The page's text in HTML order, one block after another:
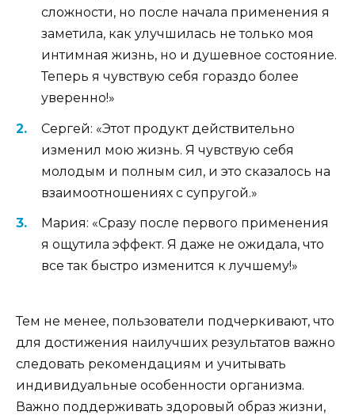
сложности, но после начала применения я
заметила, как улучшилась не только моя
интимная жизнь, но и душевное состояние.
Теперь я чувствую себя гораздо более
уверенно!»
Сергей: «Этот продукт действительно
изменил мою жизнь. Я чувствую себя
молодым и полным сил, и это сказалось на
взаимоотношениях с супругой.»
Мария: «Сразу после первого применения
я ощутила эффект. Я даже не ожидала, что
все так быстро изменится к лучшему!»
Тем не менее, пользователи подчеркивают, что
для достижения наилучших результатов важно
следовать рекомендациям и учитывать
индивидуальные особенности организма.
Важно поддерживать здоровый образ жизни,